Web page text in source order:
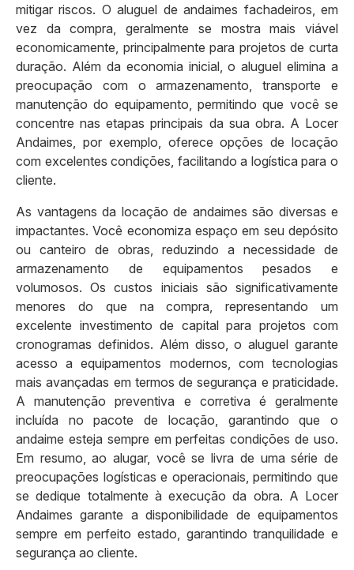
mitigar riscos. O aluguel de andaimes fachadeiros, em
vez da compra, geralmente se mostra mais viável
economicamente, principalmente para projetos de curta
duração. Além da economia inicial, o aluguel elimina a
preocupação com o armazenamento, transporte e
manutenção do equipamento, permitindo que você se
concentre nas etapas principais da sua obra. A Locer
Andaimes, por exemplo, oferece opções de locação
com excelentes condições, facilitando a logística para o
cliente.
As vantagens da locação de andaimes são diversas e
impactantes. Você economiza espaço em seu depósito
ou canteiro de obras, reduzindo a necessidade de
armazenamento de equipamentos pesados e
volumosos. Os custos iniciais são significativamente
menores do que na compra, representando um
excelente investimento de capital para projetos com
cronogramas definidos. Além disso, o aluguel garante
acesso a equipamentos modernos, com tecnologias
mais avançadas em termos de segurança e praticidade.
A manutenção preventiva e corretiva é geralmente
incluída no pacote de locação, garantindo que o
andaime esteja sempre em perfeitas condições de uso.
Em resumo, ao alugar, você se livra de uma série de
preocupações logísticas e operacionais, permitindo que
se dedique totalmente à execução da obra. A Locer
Andaimes garante a disponibilidade de equipamentos
sempre em perfeito estado, garantindo tranquilidade e
segurança ao cliente.